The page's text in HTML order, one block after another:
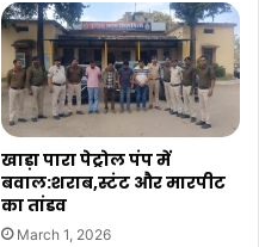
खाड़ा पारा पेट्रोल पंप में
बवाल:शराब,स्टंट और मारपीट
का तांडव
March 1, 2026